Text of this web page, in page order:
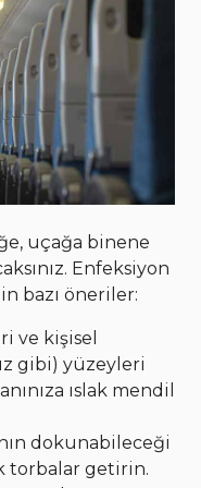
uçağa binene
Enfeksiyon
bazı öneriler:
ve kişisel
gibi) yüzeyleri
ıslak mendil
dokunabileceği
torbalar getirin.